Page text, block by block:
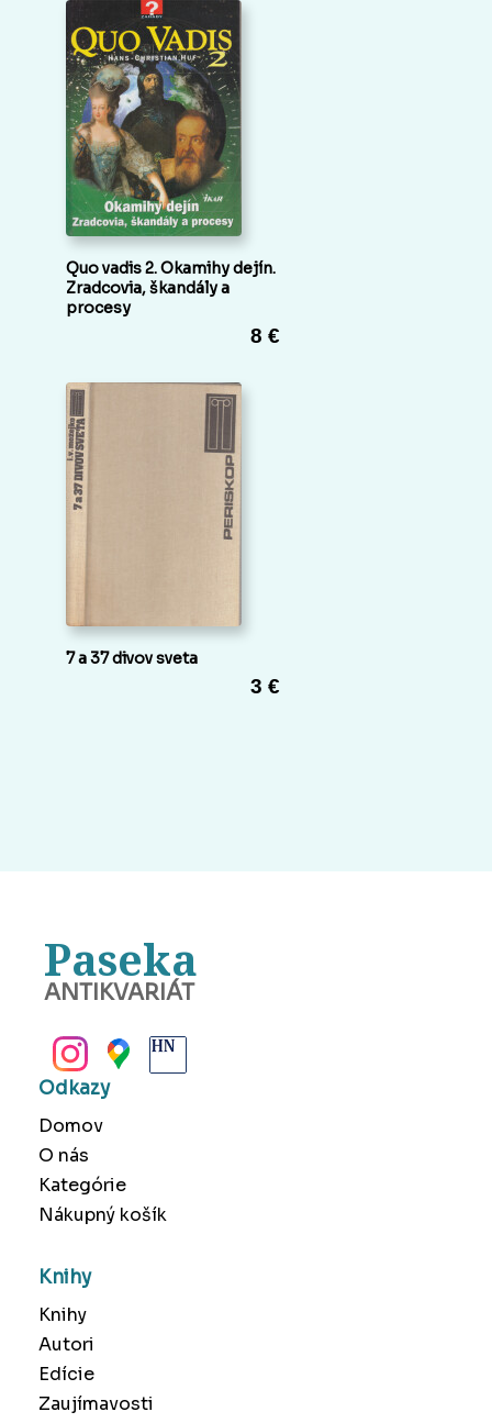
Quo vadis 2. Okamihy dejín.
Zradcovia, škandály a
procesy
8 €
7 a 37 divov sveta
3 €
Paseka
ANTIKVARIÁT
Odkazy
Domov
O nás
Kategórie
Nákupný košík
Knihy
Knihy
Autori
Edície
Zaujímavosti